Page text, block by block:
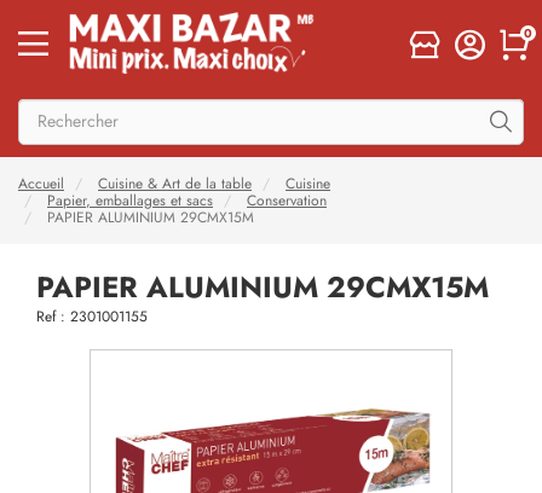
0
Accueil Cuisine & Art de la table
Cuisine
Papier, emballages et sacs
Conservation
PAPIER ALUMINIUM 29CMX15M
PAPIER ALUMINIUM 29CMX15M
Ref : 2301001155